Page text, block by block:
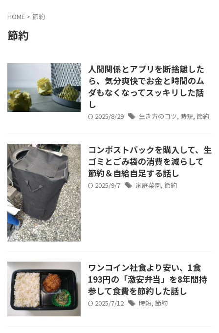
HOME > 節約
節約
人間関係とアプリを断捨離した
ら、気分爽快でお金と時間のム
ダもなくなってスッキリした話
し
2025/8/29 生き方のコツ, 時短, 節約
コンポストバックを購入して、生
ゴミとごみ袋の消費を減らして
節約＆自給自足する話し
2025/9/7 家庭菜園, 節約
ワンコイン社食より安い、1食
193円の「激安弁当」を8年間持
参して食費を節約した話し
2025/7/12 時短, 節約